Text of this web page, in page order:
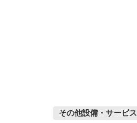
その他設備・サービス